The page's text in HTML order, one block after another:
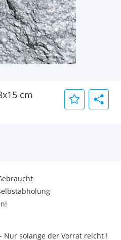
cm
Nur solange der Vorrat reicht !